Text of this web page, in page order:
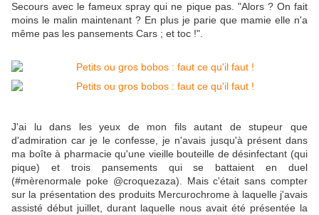
Secours avec le fameux spray qui ne pique pas. "Alors ? On fait
moins le malin maintenant ? En plus je parie que mamie elle n'a
même pas les pansements Cars ; et toc !".
J'ai lu dans les yeux de mon fils autant de stupeur que
d'admiration car je le confesse, je n'avais jusqu'à présent dans
ma boîte à pharmacie qu'une vieille bouteille de désinfectant (qui
pique) et trois pansements qui se battaient en duel
(#mèrenormale poke @croquezaza). Mais c'était sans compter
sur la présentation des produits Mercurochrome à laquelle j'avais
assisté début juillet, durant laquelle nous avait été présentée la